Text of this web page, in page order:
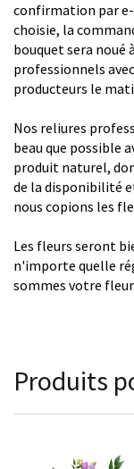
confirmation par
choisie, la
bouquet sera noué
professionnels
producteurs le
Nos reliures
beau que possible
produit naturel,
de la disponibilité
nous copions les
Les fleurs seront
n'importe quelle
sommes votre
Produits